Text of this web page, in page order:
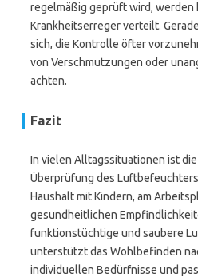
regelmäßig geprüft wird, werden
Krankheitserreger verteilt.
sich, die Kontrolle öfter
von Verschmutzungen oder
achten.
Fazit
In vielen Alltagssituationen ist
Überprüfung des
Haushalt mit Kindern, am
gesundheitlichen
funktionstüchtige und saubere
unterstützt das Wohlbefinden
individuellen Bedürfnisse und